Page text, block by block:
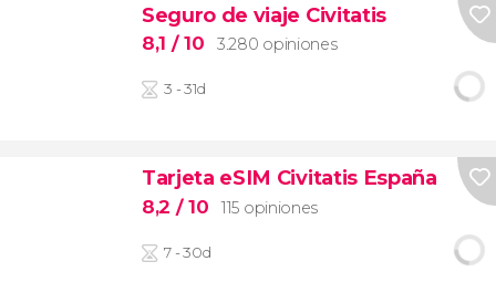
Seguro de viaje Civitatis
8,1 / 10 3.280 opiniones
3 - 31d
Tarjeta eSIM Civitatis España
8,2 / 10 115 opiniones
7 - 30d